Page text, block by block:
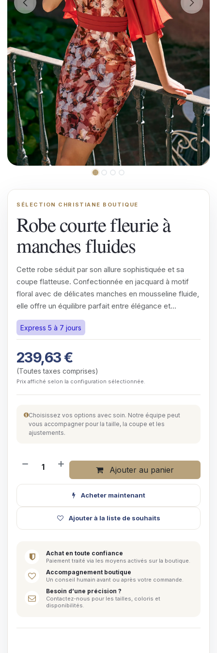
SÉLECTION CHRISTIANE BOUTIQUE
Robe courte fleurie à
manches fluides
Cette robe séduit par son allure sophistiquée et sa
coupe flatteuse. Confectionnée en jacquard à motif
floral avec de délicates manches en mousseline fluide,
elle offre un équilibre parfait entre élégance et…
Express 5 à 7 jours
239,63€
(Toutes taxes comprises)
Prix affiché selon la configuration sélectionnée.
Choisissez vos options avec soin. Notre équipe peut
vous accompagner pour la taille, la coupe et les
ajustements.
Ajouter au panier
Acheter maintenant
Ajouter à la liste de souhaits
Achat en toute confiance
Paiement traité via les moyens activés sur la boutique.
Accompagnement boutique
Un conseil humain avant ou après votre commande.
Besoin d’une précision ?
Contactez-nous pour les tailles, coloris et
disponibilités.